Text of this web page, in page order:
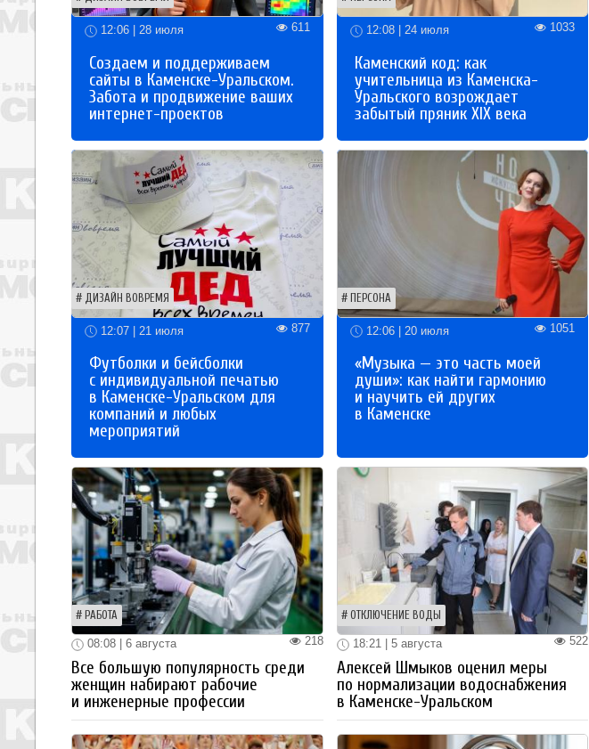
12:06 | 28 июля 611
Создаем и поддерживаем
сайты в Каменске-Уральском.
Забота и продвижение ваших
интернет-проектов
12:08 | 24 июля 1033
Каменский код: как
учительница из Каменска-
Уральского возрождает
забытый пряник XIX века
ДИЗАЙН ВОВРЕМЯ
12:07 | 21 июля 877
Футболки и бейсболки
с индивидуальной печатью
в Каменске-Уральском для
компаний и любых
мероприятий
ПЕРСОНА
12:06 | 20 июля 1051
«Музыка — это часть моей
души»: как найти гармонию
и научить ей других
в Каменске
РАБОТА
218
08:08 | 6 августа
Все большую популярность среди
женщин набирают рабочие
и инженерные профессии
ОТКЛЮЧЕНИЕ ВОДЫ
522
18:21 | 5 августа
Алексей Шмыков оценил меры
по нормализации водоснабжения
в Каменске-Уральском